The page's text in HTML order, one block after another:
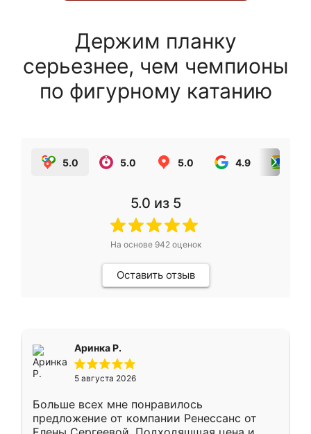
Держим планку
серьезнее, чем чемпионы
по фигурному катанию
5.0 5.0 5.0 4.9
5.0 из 5
На основе 942оценок
Оставить отзыв
Аринка Р.
5 августа 2026
Больше всех мне понравилось
предложение от компании Ренессанс от